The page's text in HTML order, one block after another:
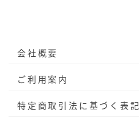
会社概要
ご利用案内
特定商取引法に基づく表記